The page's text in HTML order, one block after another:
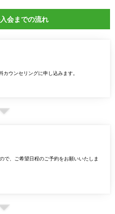
会までの流れ
カウンセリングに申し込みます。
で、ご希望日程のご予約をお願いいたしま